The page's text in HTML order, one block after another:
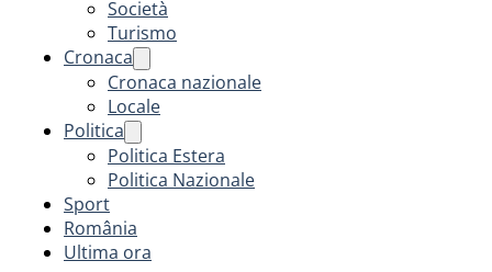
Società
Turismo
Cronaca
Cronaca nazionale
Locale
Politica
Politica Estera
Politica Nazionale
Sport
România
Ultima ora